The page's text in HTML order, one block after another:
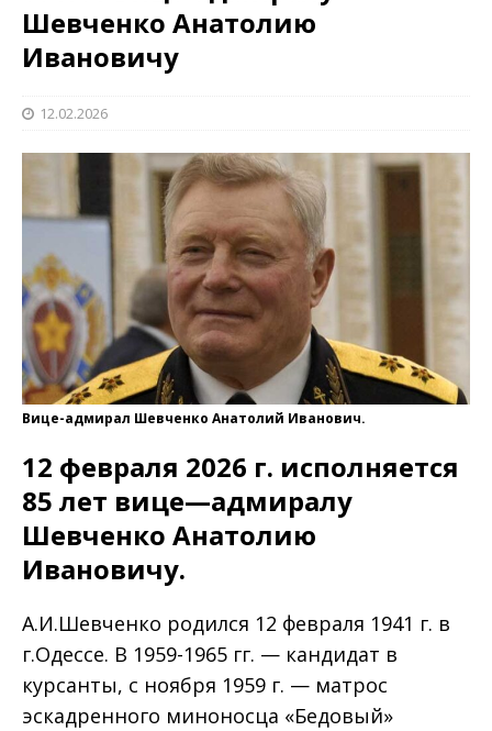
Шевченко Анатолию
Ивановичу
12.02.2026
Вице-адмирал Шевченко Анатолий Иванович.
12 февраля 2026 г. исполняется
85 лет вице—адмиралу
Шевченко Анатолию
Ивановичу.
А.И.Шевченко родился 12 февраля 1941 г. в
г.Одессе. В 1959-1965 гг. — кандидат в
курсанты, с но­ября 1959 г. — матрос
эскадренного миноносца «Бе­довый»